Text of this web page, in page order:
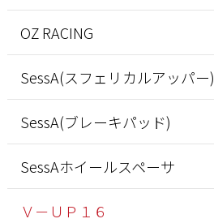
OZ RACING
SessA(スフェリカルアッパー)
SessA(ブレーキパッド)
SessAホイールスペーサ
Ｖ－ＵＰ１６